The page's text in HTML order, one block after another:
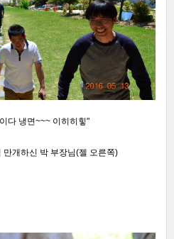
다 냉면~~~ 이히히힣"
만개하신 박 부장님(젤 오른쪽)